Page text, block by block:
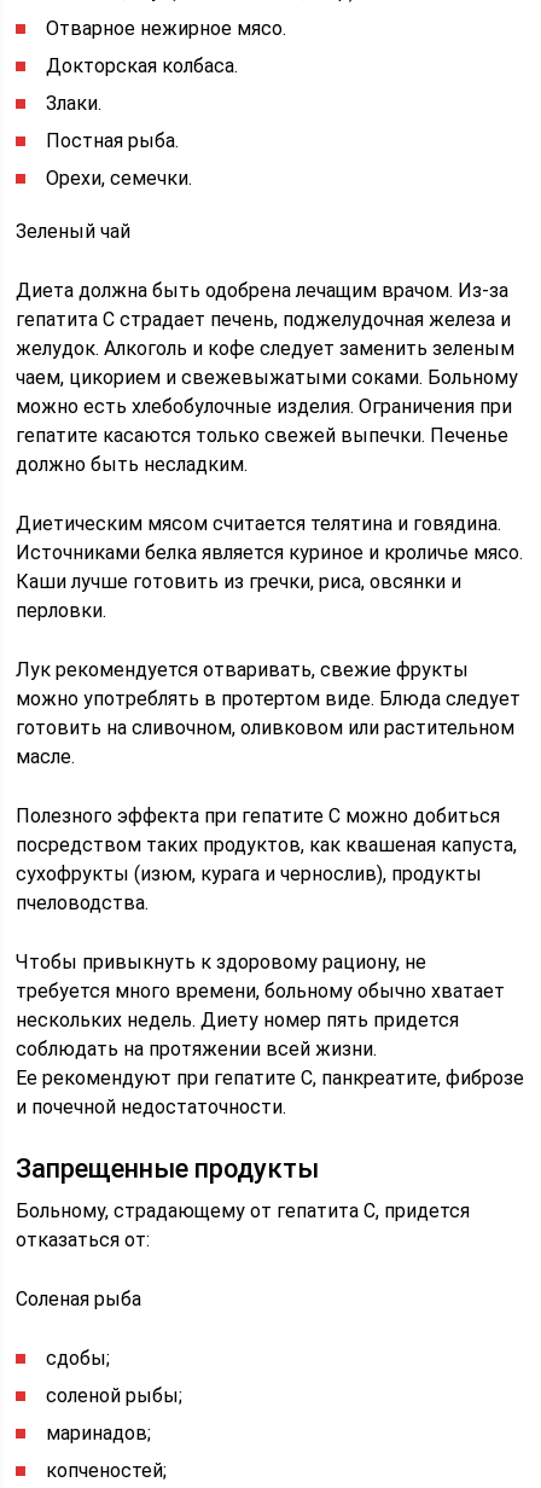
Отварное нежирное мясо.
Докторская колбаса.
Злаки.
Постная рыба.
Орехи, семечки.
Зеленый чай
Диета должна быть одобрена лечащим врачом. Из-за
гепатита С страдает печень, поджелудочная железа и
желудок. Алкоголь и кофе следует заменить зеленым
чаем, цикорием и свежевыжатыми соками. Больному
можно есть хлебобулочные изделия. Ограничения при
гепатите касаются только свежей выпечки. Печенье
должно быть несладким.
Диетическим мясом считается телятина и говядина.
Источниками белка является куриное и кроличье мясо.
Каши лучше готовить из гречки, риса, овсянки и
перловки.
Лук рекомендуется отваривать, свежие фрукты
можно употреблять в протертом виде. Блюда следует
готовить на сливочном, оливковом или растительном
масле.
Полезного эффекта при гепатите С можно добиться
посредством таких продуктов, как квашеная капуста,
сухофрукты (изюм, курага и чернослив), продукты
пчеловодства.
Чтобы привыкнуть к здоровому рациону, не
требуется много времени, больному обычно хватает
нескольких недель. Диету номер пять придется
соблюдать на протяжении всей жизни.
Ее рекомендуют при гепатите С, панкреатите, фиброзе
и почечной недостаточности.
Запрещенные продукты
Больному, страдающему от гепатита С, придется
отказаться от:
Соленая рыба
сдобы;
соленой рыбы;
маринадов;
копченостей;